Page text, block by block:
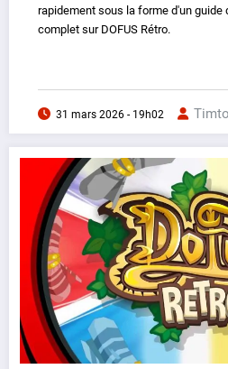
rapidement sous la forme d'un guide
complet sur DOFUS Rétro.
31 mars 2026 - 19h02